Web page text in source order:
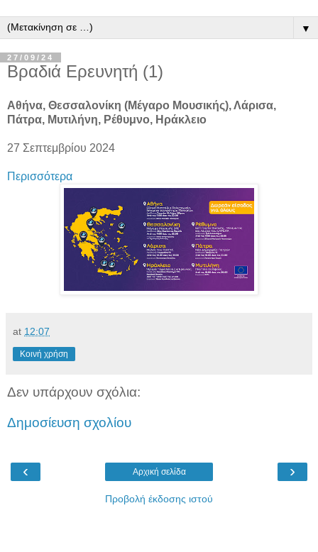
▼
27/09/24
Βραδιά Ερευνητή (1)
Αθήνα, Θεσσαλονίκη (Μέγαρο Μουσικής), Λάρισα,
Πάτρα, Μυτιλήνη, Ρέθυμνο, Ηράκλειο
27 Σεπτεμβρίου 2024
Περισσότερα
at 12:07
Κοινή χρήση
Δεν υπάρχουν σχόλια:
Δημοσίευση σχολίου
‹ ›
Αρχική σελίδα
Προβολή έκδοσης ιστού